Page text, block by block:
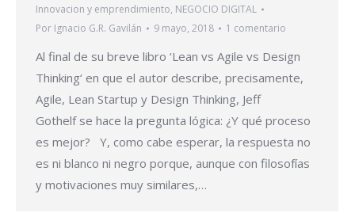
Innovacion y emprendimiento, NEGOCIO DIGITAL
Por Ignacio G.R. Gavilán 9 mayo, 2018 1 comentario
Al final de su breve libro ‘Lean vs Agile vs Design
Thinking‘ en que el autor describe, precisamente,
Agile, Lean Startup y Design Thinking, Jeff
Gothelf se hace la pregunta lógica: ¿Y qué proceso
es mejor? Y, como cabe esperar, la respuesta no
es ni blanco ni negro porque, aunque con filosofías
y motivaciones muy similares,…